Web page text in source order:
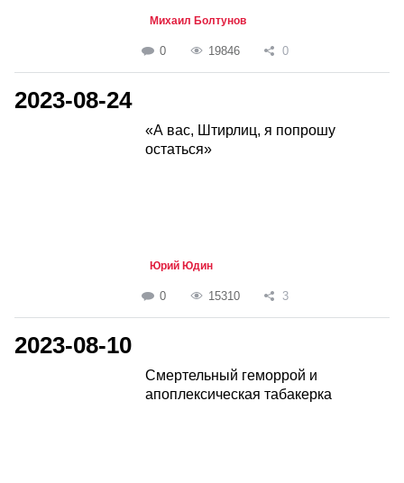
Михаил Болтунов
0 19846 0
2023-08-24
«А вас, Штирлиц, я попрошу
остаться»
Юрий Юдин
0 15310 3
2023-08-10
Смертельный геморрой и
апоплексическая табакерка